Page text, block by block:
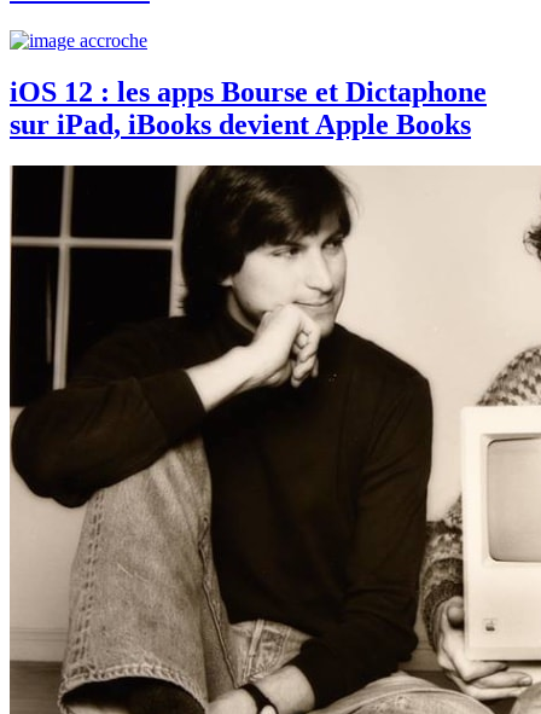
iOS 12 : les apps Bourse et Dictaphone
sur iPad, iBooks devient Apple Books